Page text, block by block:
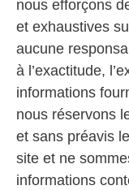
nous efforçons
et exhaustives
aucune
à l’exactitude,
informations
nous réservons
et sans préavis
site et ne
informations